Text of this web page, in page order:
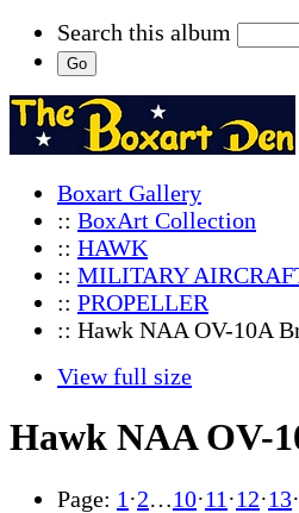
Search this album
Boxart Gallery
:: BoxArt Collection
:: HAWK
:: MILITARY
:: PROPELLER
:: Hawk NAA OV-10A
View full size
Hawk NAA OV-
Page: 1 ·2…10·11 ·12·13·